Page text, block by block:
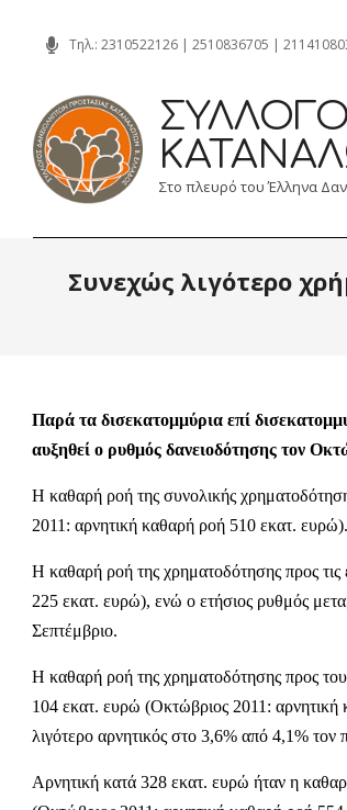
content
Τηλ.: 2310522126 | 2510836705 |
Στο πλευρό του Έλληνα
Συνεχώς λιγότερο
Παρά τα δισεκατομμύρια επί
αυξηθεί ο ρυθμός δανειοδότησης τον
Η καθαρή ροή της συνολικής
2011: αρνητική καθαρή ροή 510 εκατ. ευρώ).
Η καθαρή ροή της χρηματοδότησης προς
225 εκατ. ευρώ), ενώ ο ετήσιος ρυθμός
Σεπτέμβριο.
Η καθαρή ροή της χρηματοδότησης προς
104 εκατ. ευρώ (Οκτώβριος 2011: αρνητική
λιγότερο αρνητικός στο 3,6% από 4,1%
Αρνητική κατά 328 εκατ. ευρώ ήταν η